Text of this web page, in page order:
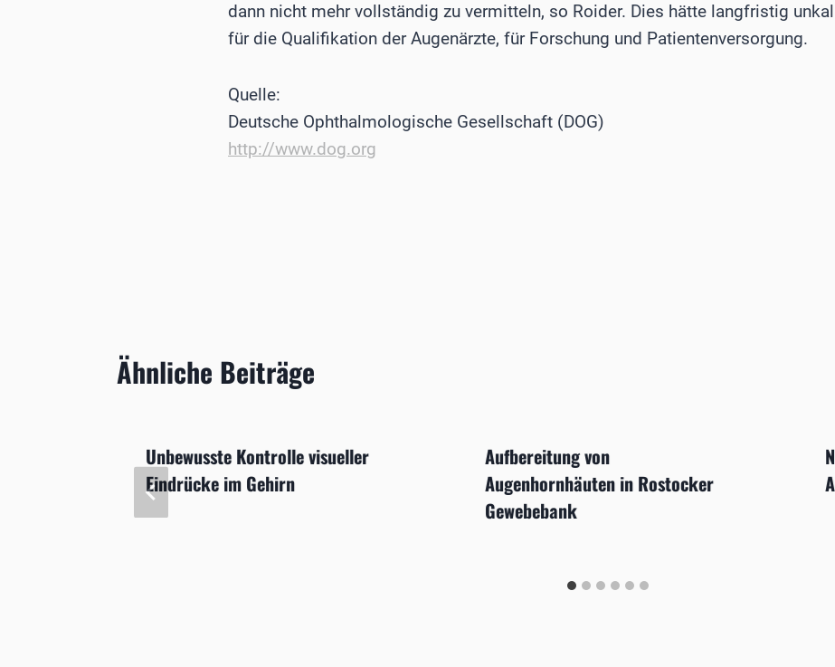
dann nicht mehr vollständig zu vermitteln, so Roider. Dies hätte langfristig
für die Qualifikation der Augenärzte, für Forschung und Patientenversorgung.
Quelle:
Deutsche Ophthalmologische Gesellschaft (DOG)
http://www.dog.org
Ähnliche Beiträge
Unbewusste Kontrolle visueller
Eindrücke im Gehirn
Aufbereitung von
Augenhornhäuten in Rostocker
Gewebebank